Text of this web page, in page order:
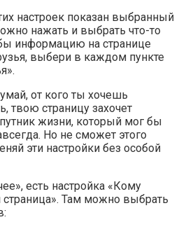
настроек показан выбранный
нажать и выбрать что-то
информацию на странице
выбери в каждом пункте
от кого ты хочешь
твою страницу захочет
жизни, который мог бы
Но не сможет этого
эти настройки без особой
есть настройка «Кому
страница». Там можно выбрать